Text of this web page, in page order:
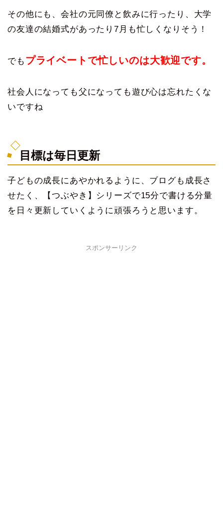
その他にも、会社の元同僚と飲みに行ったり、大学
の友達の結婚式があったり7月も忙しくなりそう！
でも プライベートで忙しいのは大歓迎です。
社会人になっても父になっても遊び心は忘れたくな
いですね
目標は毎日更新
子どもの成長にあやかれるように、ブログも成長さ
せたく、【つぶやき】シリーズで15分で書ける分量
を日々更新していくように頑張ろうと思います。
スポンサーリンク